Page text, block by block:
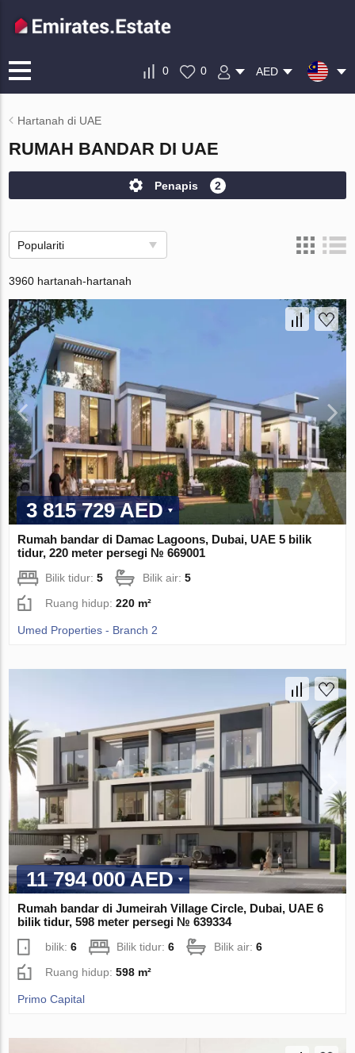
0 0 AED
Hartanah di UAE
RUMAH BANDAR DI UAE
Penapis 2
Populariti
3960 hartanah-hartanah
3 815 729 AED
Rumah bandar di Damac Lagoons, Dubai, UAE 5 bilik
tidur, 220 meter persegi № 669001
Bilik tidur:5 Bilik air:5
Ruang hidup:220 m²
Umed Properties - Branch 2
11 794 000 AED
Rumah bandar di Jumeirah Village Circle, Dubai, UAE 6
bilik tidur, 598 meter persegi № 639334
bilik:6 Bilik tidur:6 Bilik air:6
Ruang hidup:598 m²
Primo Capital